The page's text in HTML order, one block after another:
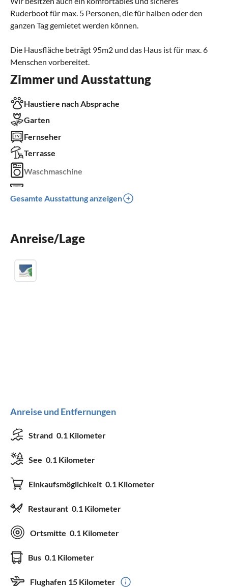
Ruderboot für max. 5 Personen, die für halben oder den
ganzen Tag gemietet werden können.
Die Hausfläche beträgt 95m2 und das Haus ist für max. 6
Menschen vorbereitet.
Zimmer und Ausstattung
Haustiere nach Absprache
Garten
Fernseher
Terrasse
Waschmaschine
Grill
Gesamte Ausstattung anzeigen
Anreise/Lage
Anreise und Entfernungen
Strand 0.1 Kilometer
See 0.1 Kilometer
Einkaufsmöglichkeit 0.1 Kilometer
Restaurant 0.1 Kilometer
Ortsmitte 0.1 Kilometer
Bus 0.1 Kilometer
Flughafen 15 Kilometer